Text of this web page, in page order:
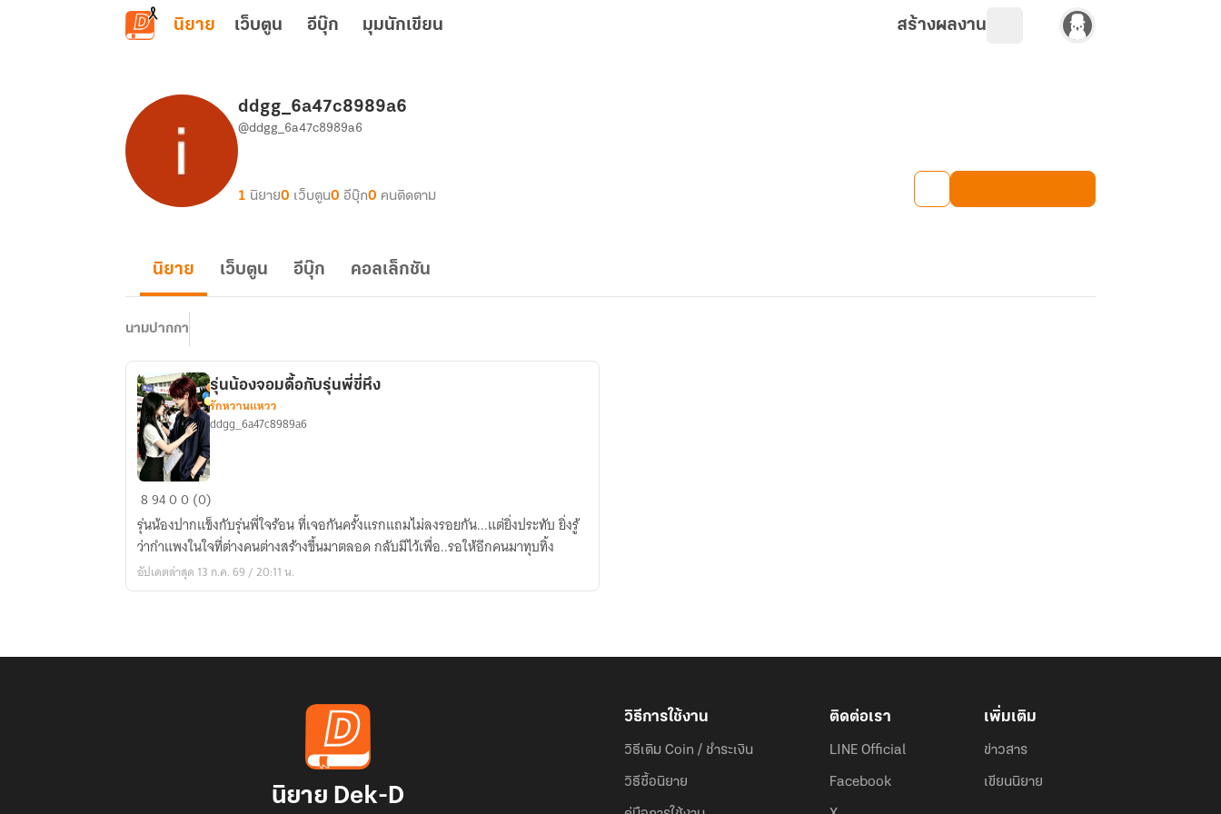
ข้ามไปยังเนื้อหาหลัก
นิยาย เว็บตูน อีบุ๊ก มุมนักเขียน สร้างผลงาน
ddgg_6a47c8989a6
@ddgg_6a47c8989a6
1 นิยาย0 เว็บตูน0 อีบุ๊ก0 คนติดตาม
นิยาย เว็บตูน อีบุ๊ก คอลเล็กชัน
นามปากกา
รุ่น
น้อง
จอม
ดื้อ
กับ
รุ่นน้องจอมดื้อกับรุ่นพี่ขี่หึง
รักหวานแหวว
ddgg_6a47c8989a6
89400 (0)
รุ่นน้องปากแข็งกับรุ่นพี่ใจร้อน ที่เจอกันครั้งแรกแถมไม่ลงรอยกัน...แต่ยิ่งประทับ ยิ่งรู้
ว่ากำแพงในใจที่ต่างคนต่างสร้างขึ้นมาตลอด กลับมีไว้เพื่อ..รอให้อีกคนมาทุบทิ้ง
อัปเดตล่าสุด 13 ก.ค. 69 / 20:11 น.
นิยาย Dek-D
วิธีการใช้งาน
วิธีเติม Coin / ชำระเงิน
วิธีซื้อนิยาย
ติดต่อเรา
LINE Official
Facebook
เพิ่มเติม
ข่าวสาร
เขียนนิยาย